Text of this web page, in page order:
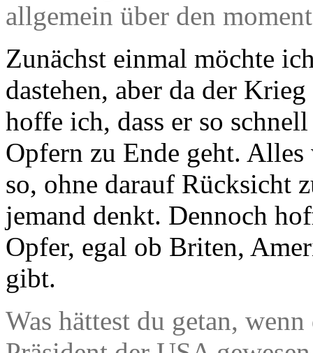
allgemein über den
Zunächst einmal möchte
dastehen, aber da der
hoffe ich, dass er so
Opfern zu Ende geht. Alles
so, ohne darauf Rücksicht
jemand denkt. Dennoch
Opfer, egal ob Briten,
gibt.
Was hättest du getan,